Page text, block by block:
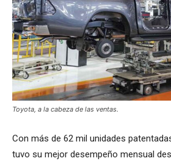
Toyota, a la cabeza de las ventas.
Con más de 62 mil unidades
tuvo su mejor desempeño mensual